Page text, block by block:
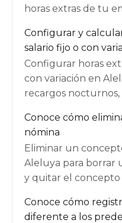
horas extras de tu
Configurar y
salario fijo o con
Configurar horas
con variación en
recargos nocturnos,
Conoce cómo
nómina
Eliminar un
Aleluya para borrar
y quitar el
Conoce cómo
diferente a los